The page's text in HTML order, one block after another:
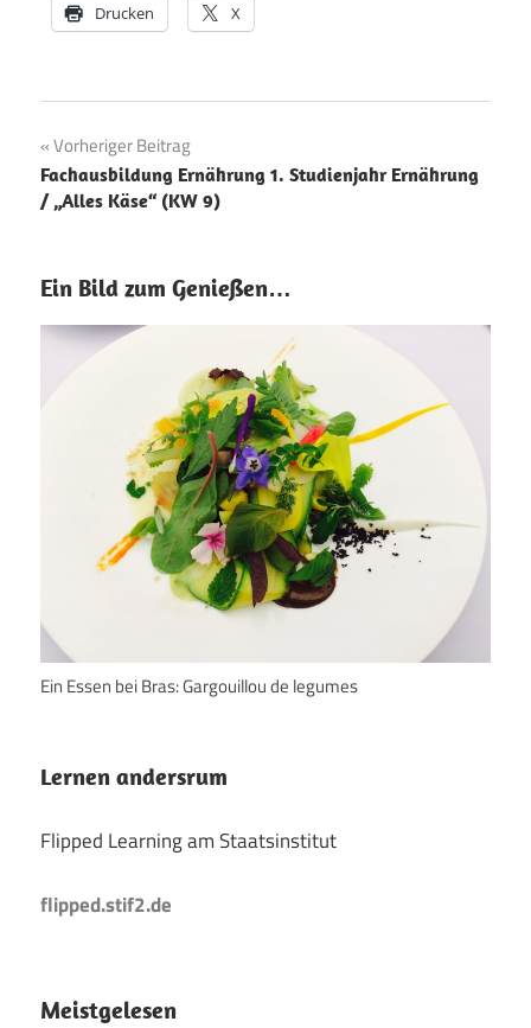
Drucken X
Beitragsnavigation
Vorheriger Beitrag
Fachausbildung Ernährung 1. Studienjahr Ernährung
/ „Alles Käse“ (KW 9)
Ein Bild zum Genießen…
Ein Essen bei Bras: Gargouillou de legumes
Lernen andersrum
Flipped Learning am Staatsinstitut
flipped.stif2.de
Meistgelesen